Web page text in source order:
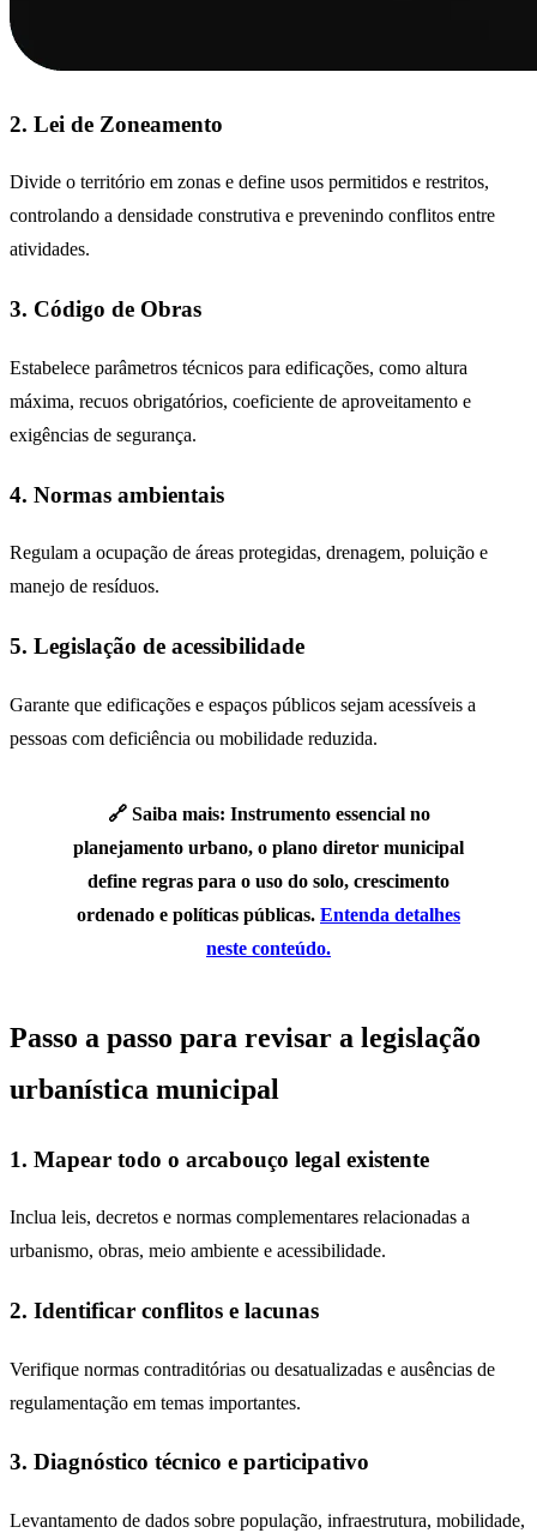
2. Lei de Zoneamento
Divide o território em zonas e define usos permitidos e restritos,
controlando a densidade construtiva e prevenindo conflitos entre
atividades.
3. Código de Obras
Estabelece parâmetros técnicos para edificações, como altura
máxima, recuos obrigatórios, coeficiente de aproveitamento e
exigências de segurança.
4. Normas ambientais
Regulam a ocupação de áreas protegidas, drenagem, poluição e
manejo de resíduos.
5. Legislação de acessibilidade
Garante que edificações e espaços públicos sejam acessíveis a
pessoas com deficiência ou mobilidade reduzida.
🔗 Saiba mais: Instrumento essencial no
planejamento urbano, o plano diretor municipal
define regras para o uso do solo, crescimento
ordenado e políticas públicas. Entenda detalhes
neste conteúdo.
Passo a passo para revisar a legislação
urbanística municipal
1. Mapear todo o arcabouço legal existente
Inclua leis, decretos e normas complementares relacionadas a
urbanismo, obras, meio ambiente e acessibilidade.
2. Identificar conflitos e lacunas
Verifique normas contraditórias ou desatualizadas e ausências de
regulamentação em temas importantes.
3. Diagnóstico técnico e participativo
Levantamento de dados sobre população, infraestrutura, mobilidade,